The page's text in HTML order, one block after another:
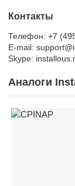
Контакты
Телефон: +7
E-mail:
Skype:
Аналоги